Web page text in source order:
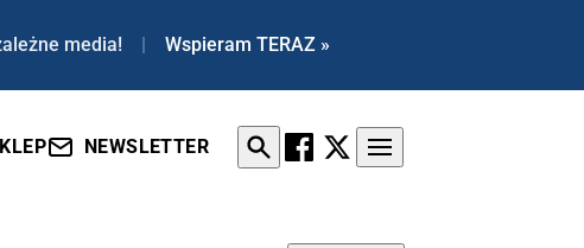
media! | Wspieram TERAZ »
NEWSLETTER